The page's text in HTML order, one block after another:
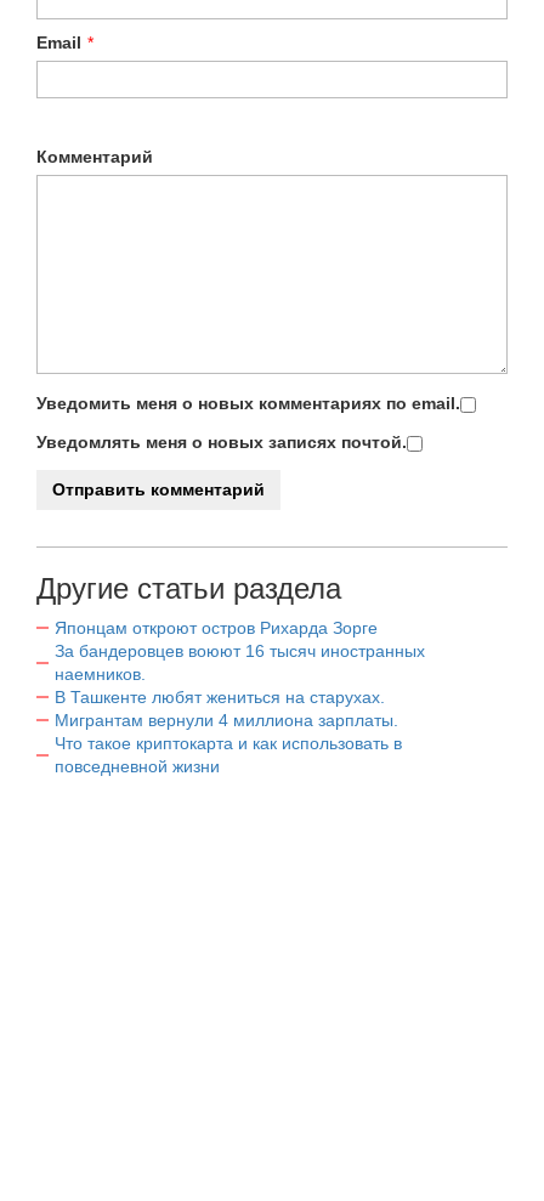
Email *
Комментарий
Уведомить меня о новых комментариях по email.
Уведомлять меня о новых записях почтой.
Другие статьи раздела
Японцам откроют остров Рихарда Зорге
За бандеровцев воюют 16 тысяч иностранных
наемников.
В Ташкенте любят жениться на старухах.
Мигрантам вернули 4 миллиона зарплаты.
Что такое криптокарта и как использовать в
повседневной жизни